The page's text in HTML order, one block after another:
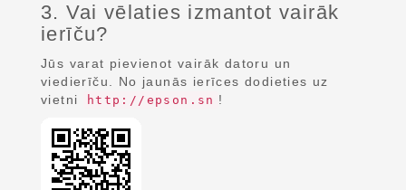
3. Vai vēlaties izmantot vairāk
ierīču?
Jūs varat pievienot vairāk datoru un
viedierīču. No jaunās ierīces dodieties uz
vietni
http://epson.sn !